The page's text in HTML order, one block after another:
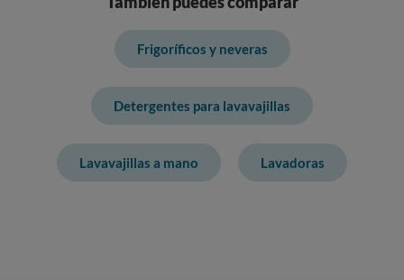
Frigoríficos y neveras
Detergentes para lavavajillas
Lavavajillas a mano Lavadoras